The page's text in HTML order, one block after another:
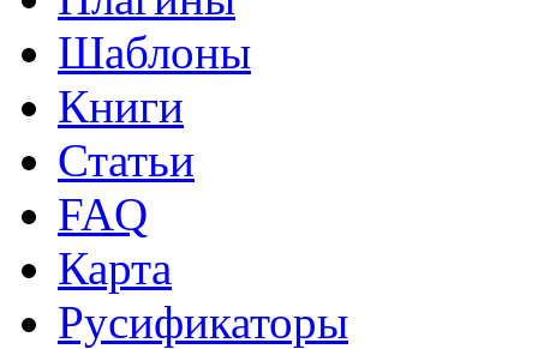
Шаблоны
Книги
Статьи
FAQ
Карта
Русификаторы